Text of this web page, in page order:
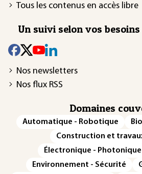
Tous les contenus en accès libre
Un suivi selon vos besoins
Nos newsletters
Nos flux RSS
Domaines
Automatique - Robotique
Construction et
Électronique - Photonique
Environnement - Sécurité